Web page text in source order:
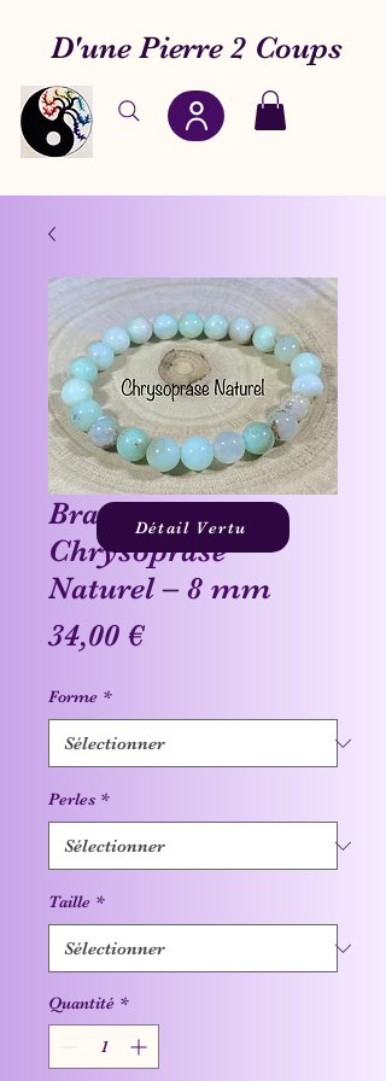
D'une Pierre 2 Coups
Bracelet
Chrysoprase
Naturel – 8 mm
34,00 €Prix
Forme *
Perles *
Taille *
Quantité *
Détail Vertu